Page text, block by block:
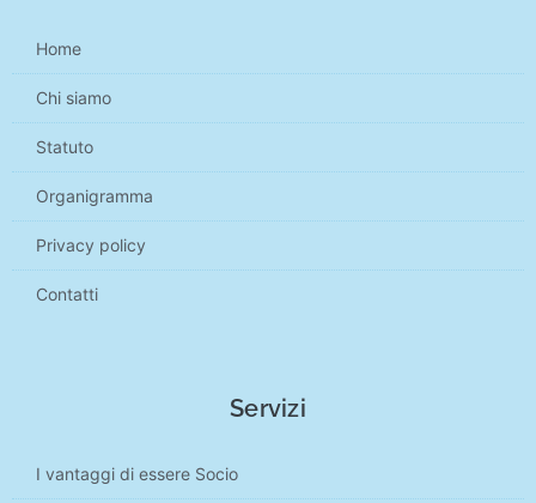
Home
Chi siamo
Statuto
Organigramma
Privacy policy
Contatti
Servizi
I vantaggi di essere Socio